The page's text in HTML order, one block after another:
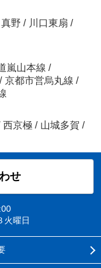
真野 / 川口東扇 /
嵐山本線 /
/ 京都市営烏丸線 /
西京極 / 山城多賀 /
せ
火曜日